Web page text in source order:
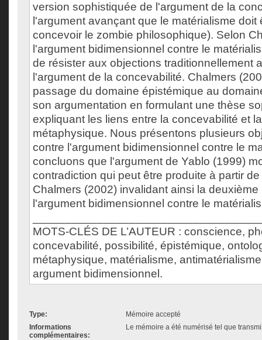
version sophistiquée de l'argument de la
l'argument avançant que le matérialisme doit
concevoir le zombie philosophique). Selon
l'argument bidimensionnel contre le
de résister aux objections traditionnellement
l'argument de la concevabilité. Chalmers
passage du domaine épistémique au
son argumentation en formulant une thèse
expliquant les liens entre la concevabilité et
métaphysique. Nous présentons plusieurs
contre l'argument bidimensionnel contre le
concluons que l'argument de Yablo (1999)
contradiction qui peut être produite à partir
Chalmers (2002) invalidant ainsi la
l'argument bidimensionnel contre le
MOTS-CLÉS DE L’AUTEUR : conscience,
concevabilité, possibilité, épistémique,
métaphysique, matérialisme,
argument bidimensionnel.
Type:
Mémoire accepté
Informations
complémentaires:
Le mémoire a été numérisé tel que